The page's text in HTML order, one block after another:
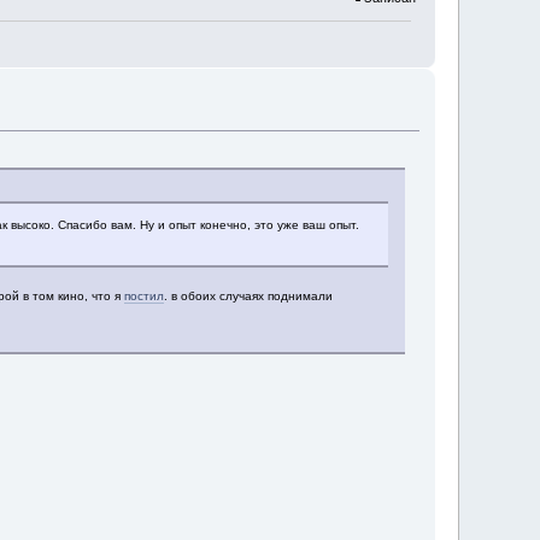
высоко. Спасибо вам. Ну и опыт конечно, это уже ваш опыт.
в том кино, что я постил. в обоих случаях поднимали